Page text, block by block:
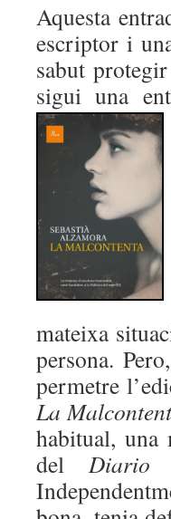
Aquesta
escriptor i
sabut
sigui una
mateixa
persona.
permetre
La
habitual, una
del Diario